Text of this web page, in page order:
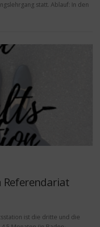
statt. Ablauf: In den
ist die dritte und die